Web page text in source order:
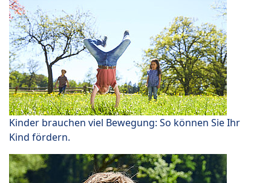
Kinder brauchen viel Bewegung: So können Sie Ihr
Kind fördern.